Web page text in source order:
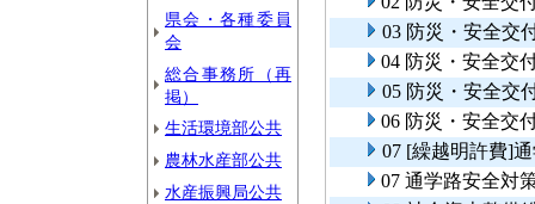
県会・各種委員
会
総合事務所（再
掲）
生活環境部公共
農林水産部公共
水産振興局公共
03 防災・安全交
04 防災・安全交
05 防災・安全交
06 防災・安全交
07 [繰越明許費]
07 通学路安全対